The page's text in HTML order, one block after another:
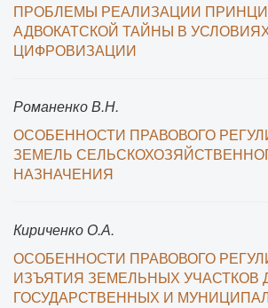
ПРОБЛЕМЫ РЕАЛИЗАЦИИ
АДВОКАТСКОЙ ТАЙНЫ В
ЦИФРОВИЗАЦИИ
Романенко В.Н.
ОСОБЕННОСТИ ПРАВОВОГО
ЗЕМЕЛЬ
НАЗНАЧЕНИЯ
Кириченко О.А.
ОСОБЕННОСТИ ПРАВОВОГО
ИЗЪЯТИЯ ЗЕМЕЛЬНЫХ УЧАСТКОВ
ГОСУДАРСТВЕННЫХ И